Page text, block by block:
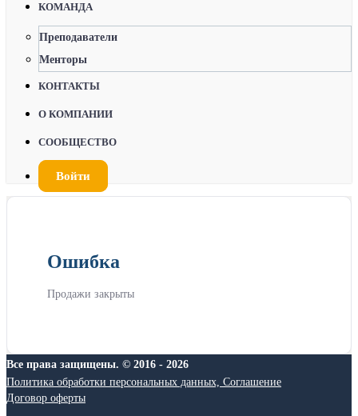
КОМАНДА
Преподаватели
Менторы
КОНТАКТЫ
О КОМПАНИИ
СООБЩЕСТВО
Войти
Ошибка
Продажи закрыты
Все права защищены. © 2016 - 2026
Политика обработки персональных данных, Соглашение
Договор оферты